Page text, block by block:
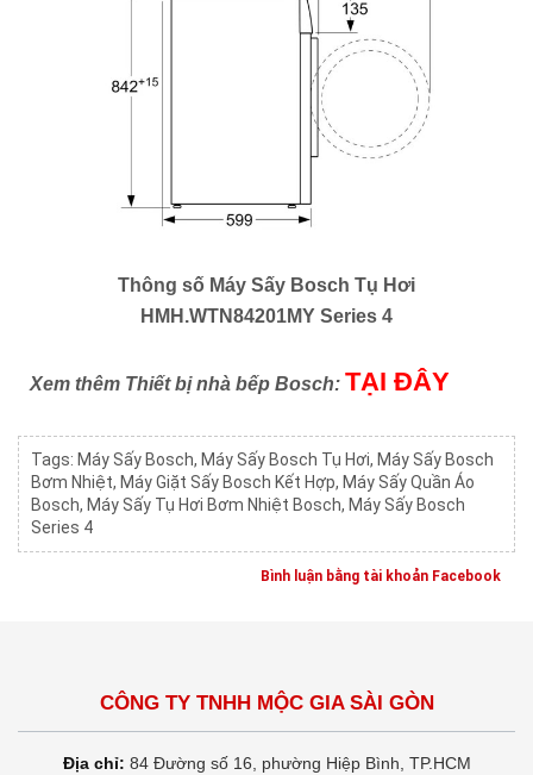
Thông số Máy Sấy Bosch Tụ Hơi
HMH.WTN84201MY Series 4
Xem thêm Thiết bị nhà bếp Bosch: TẠI ĐÂY
Tags: Máy Sấy Bosch, Máy Sấy Bosch Tụ Hơi, Máy Sấy Bosch
Bơm Nhiệt, Máy Giặt Sấy Bosch Kết Hợp, Máy Sấy Quần Áo
Bosch, Máy Sấy Tụ Hơi Bơm Nhiệt Bosch, Máy Sấy Bosch
Series 4
Bình luận bằng tài khoản Facebook
CÔNG TY TNHH MỘC GIA SÀI GÒN
Địa chỉ: 84 Đường số 16, phường Hiệp Bình, TP.HCM